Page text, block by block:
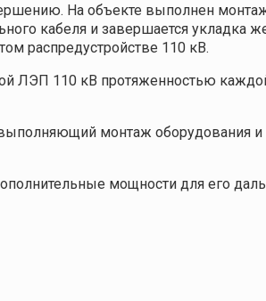
На объекте выполнен
кабеля и завершается укладка
распредустройстве 110 кВ.
ЛЭП 110 кВ протяженностью
монтаж оборудования и
мощности для его